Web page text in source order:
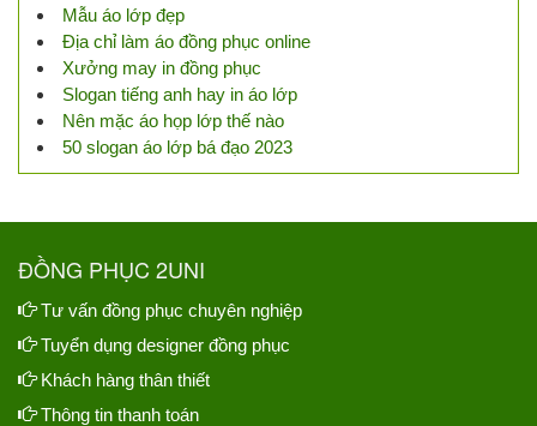
Mẫu áo lớp đẹp
Địa chỉ làm áo đồng phục online
Xưởng may in đồng phục
Slogan tiếng anh hay in áo lớp
Nên mặc áo họp lớp thế nào
50 slogan áo lớp bá đạo 2023
ĐỒNG PHỤC 2UNI
Tư vấn đồng phục chuyên nghiệp
Tuyển dụng designer đồng phục
Khách hàng thân thiết
Thông tin thanh toán